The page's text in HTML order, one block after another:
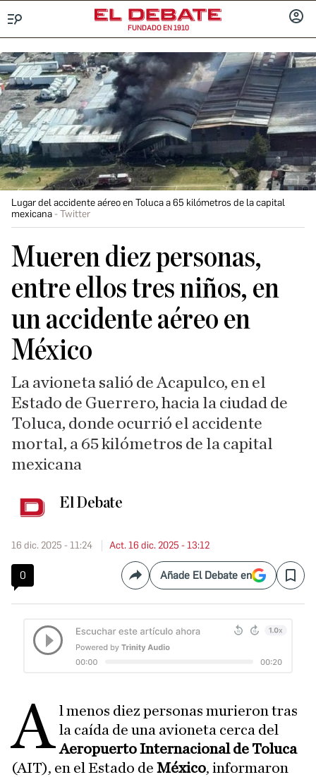
FUNDADO EN 1910
Lugar del accidente aéreo en Toluca a 65 kilómetros de la capital
mexicana
Twitter
Mueren diez personas,
entre ellos tres niños, en
un accidente aéreo en
México
La avioneta salió de Acapulco, en el
Estado de Guerrero, hacia la ciudad de
Toluca, donde ocurrió el accidente
mortal, a 65 kilómetros de la capital
mexicana
El Debate
16 dic. 2025 - 11:24 Act. 16 dic. 2025 - 13:12
0 CompartirAñade El Debate en Save
A l menos diez personas murieron tras
la caída de una avioneta cerca del
Aeropuerto Internacional de Toluca
(AIT), en el Estado de México, informaron